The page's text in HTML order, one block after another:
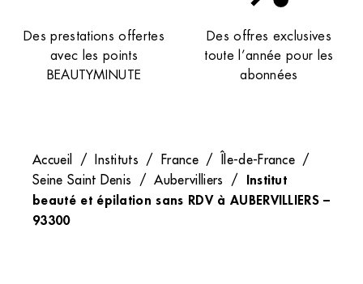
Des prestations offertes
avec les points
BEAUTYMINUTE
Des offres exclusives
toute l’année pour les
abonnées
Accueil / Instituts / France / Île-de-France /
Seine Saint Denis / Aubervilliers / Institut
beauté et épilation sans RDV à AUBERVILLIERS –
93300